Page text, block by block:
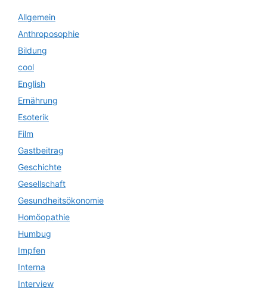
Allgemein
Anthroposophie
Bildung
cool
English
Ernährung
Esoterik
Film
Gastbeitrag
Geschichte
Gesellschaft
Gesundheitsökonomie
Homöopathie
Humbug
Impfen
Interna
Interview